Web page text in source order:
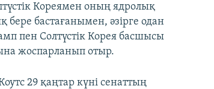
Кореямен оның ядролық
бере бастағанымен, әзірге одан
пен Солтүстік Корея басшысы
жоспарланып отыр.
29 қаңтар күні сенаттың